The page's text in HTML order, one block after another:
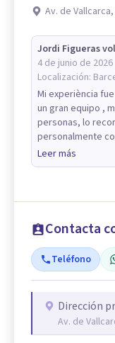
Av. de
Jordi Figueras
4 de junio de 2026
Localización:
Mi experiència
un gran equipo ,
personas, lo
personalmente
Leer más
Contacta
Teléfono
Dirección
Av. de